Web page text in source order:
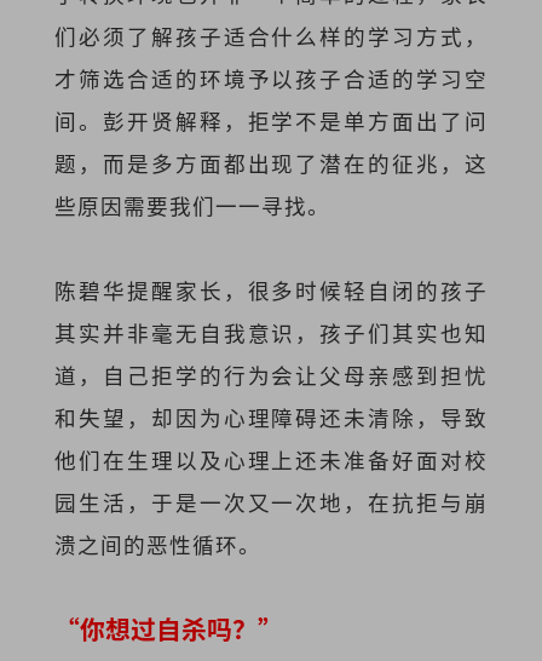
们必须了解孩子适合什么样的学习方式，
才筛选合适的环境予以孩子合适的学习空
间。彭开贤解释，拒学不是单方面出了问
题，而是多方面都出现了潜在的征兆，这
些原因需要我们一一寻找。
陈碧华提醒家长，很多时候轻自闭的孩子
其实并非毫无自我意识，孩子们其实也知
道，自己拒学的行为会让父母亲感到担忧
和失望，却因为心理障碍还未清除，导致
他们在生理以及心理上还未准备好面对校
园生活，于是一次又一次地，在抗拒与崩
溃之间的恶性循环。
“你想过自杀吗？”